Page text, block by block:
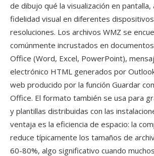
de dibujo qué la visualización en pantalla,
fidelidad visual en diferentes
resoluciones. Los archivos WMZ se
comúnmente incrustados en
Office (Word, Excel, PowerPoint),
electrónico HTML generados por
web producido por la función Guardar
Office. El formato también se usa para
y plantillas distribuidas con las
ventaja es la eficiencia de espacio: la
reduce típicamente los tamaños de
60-80%, algo significativo cuando